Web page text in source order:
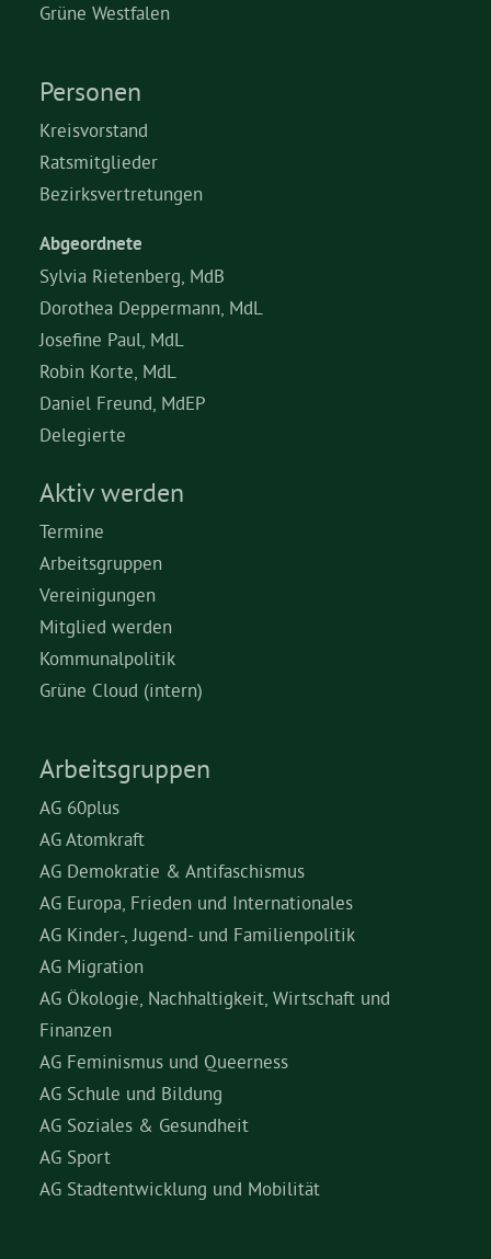
Grüne Westfalen
Personen
Kreisvorstand
Ratsmitglieder
Bezirksvertretungen
Abgeordnete
Sylvia Rietenberg, MdB
Dorothea Deppermann, MdL
Josefine Paul, MdL
Robin Korte, MdL
Daniel Freund, MdEP
Delegierte
Aktiv werden
Termine
Arbeitsgruppen
Vereinigungen
Mitglied werden
Kommunalpolitik
Grüne Cloud (intern)
Arbeitsgruppen
AG 60plus
AG Atomkraft
AG Demokratie & Antifaschismus
AG Europa, Frieden und Internationales
AG Kinder-, Jugend- und Familienpolitik
AG Migration
AG Ökologie, Nachhaltigkeit, Wirtschaft und
Finanzen
AG Feminismus und Queerness
AG Schule und Bildung
AG Soziales & Gesundheit
AG Sport
AG Stadtentwicklung und Mobilität